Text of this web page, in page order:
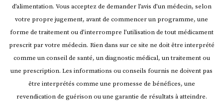
d’alimentation. Vous acceptez de demander l’avis d’un médecin, selon
votre propre jugement, avant de commencer un programme, une
forme de traitement ou d’interrompre l’utilisation de tout médicament
prescrit par votre médecin. Rien dans sur ce site ne doit être interprété
comme un conseil de santé, un diagnostic médical, un traitement ou
une prescription. Les informations ou conseils fournis ne doivent pas
être interprétés comme une promesse de bénéfices, une
revendication de guérison ou une garantie de résultats à atteindre.